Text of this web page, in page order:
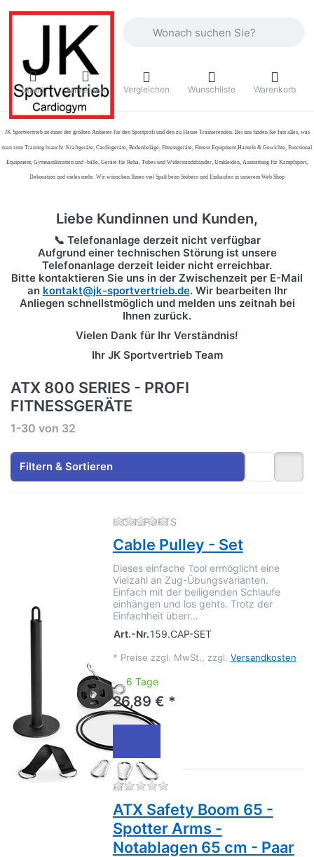
Menü Anmelden Vergleichen Wunschliste Warenkorb
JK Sportvertrieb ist einer der größten Anbieter für den Sportprofi und den zu Hause Trainierenden. Bei uns finden Sie fast alles, was
man zum Training braucht: Kraftgeräte, Cardiogeräte, Bodenbeläge, Fitnessgeräte, Fitness Equipment,Hanteln & Gewichte, Functional
Equipment, Gymnastikmatten und -bälle, Geräte für Reha, Tubes und Widerstandsbänder, Umkleiden, Ausstattung für Kampfsport,
Dekoration und vieles mehr. Wir wünschen Ihnen viel Spaß beim Stöbern und Einkaufen in unserem Web Shop
Liebe Kundinnen und Kunden,
📞 Telefonanlage derzeit nicht verfügbar
Aufgrund einer technischen Störung ist unsere
Telefonanlage derzeit leider nicht erreichbar.
Bitte kontaktieren Sie uns in der Zwischenzeit per E-Mail
an kontakt@jk-sportvertrieb.de. Wir bearbeiten Ihr
Anliegen schnellstmöglich und melden uns zeitnah bei
Ihnen zurück.
Vielen Dank für Ihr Verständnis!
Ihr JK Sportvertrieb Team
ATX 800 SERIES - PROFI
FITNESSGERÄTE
Suchergebnisse:
1-30 von 32
Filtern & Sortieren
IRONSPORTSZu diesem Produkt liegen
Cable Pulley - Set
Dieses einfache Tool ermöglicht eine
Vielzahl an Zug-Übungsvarianten.
Einfach mit der beiligenden Schlaufe
einhängen und los gehts. Trotz der
Einfachheit überr…
Art.-Nr.159.CAP-SET
* Preise zzgl. MwSt., zzgl. Versandkosten
6 Tage
26,89 € *
ATX Zu diesem Produkt liegen
ATX Safety Boom 65 -
Spotter Arms -
Notablagen 65 cm - Paar